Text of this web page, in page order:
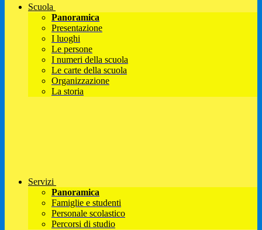
Scuola
Panoramica
Presentazione
I luoghi
Le persone
I numeri della scuola
Le carte della scuola
Organizzazione
La storia
Servizi
Panoramica
Famiglie e studenti
Personale scolastico
Percorsi di studio